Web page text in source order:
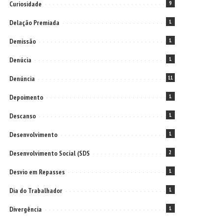
Curiosidade 9
Delação Premiada 1
Demissão 1
Denúcia 1
Denúncia 11
Depoimento 1
Descanso 1
Desenvolvimento 1
Desenvolvimento Social (SDS 2
Desvio em Repasses 1
Dia do Trabalhador 1
Divergência 1